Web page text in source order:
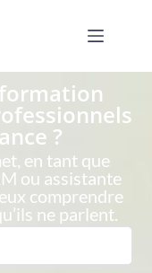
?
en tant que
ou assistante
comprendre
ne parlent.